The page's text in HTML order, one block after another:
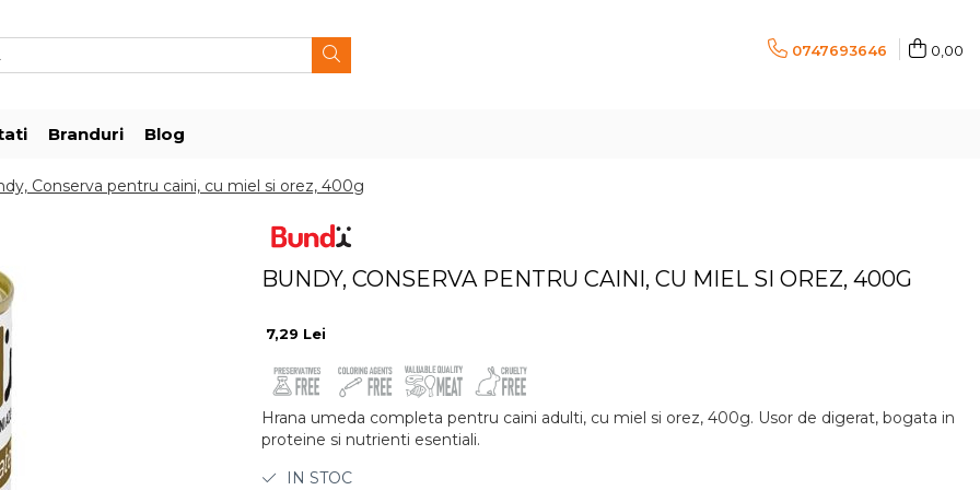
0747693646 0,00
Branduri Blog
Conserva pentru caini, cu miel si orez, 400g
BUNDY, CONSERVA PENTRU CAINI, CU MIEL SI OREZ, 400G
7,29 Lei
Hrana umeda completa pentru caini adulti, cu miel si orez, 400g. Usor de digerat, bogata in
proteine si nutrienti esentiali.
IN STOC